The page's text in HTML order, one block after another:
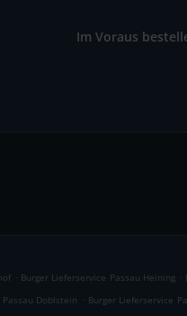
Im Voraus
. Burger Lieferservice Passau Heining .
Doblstein . Burger Lieferservice